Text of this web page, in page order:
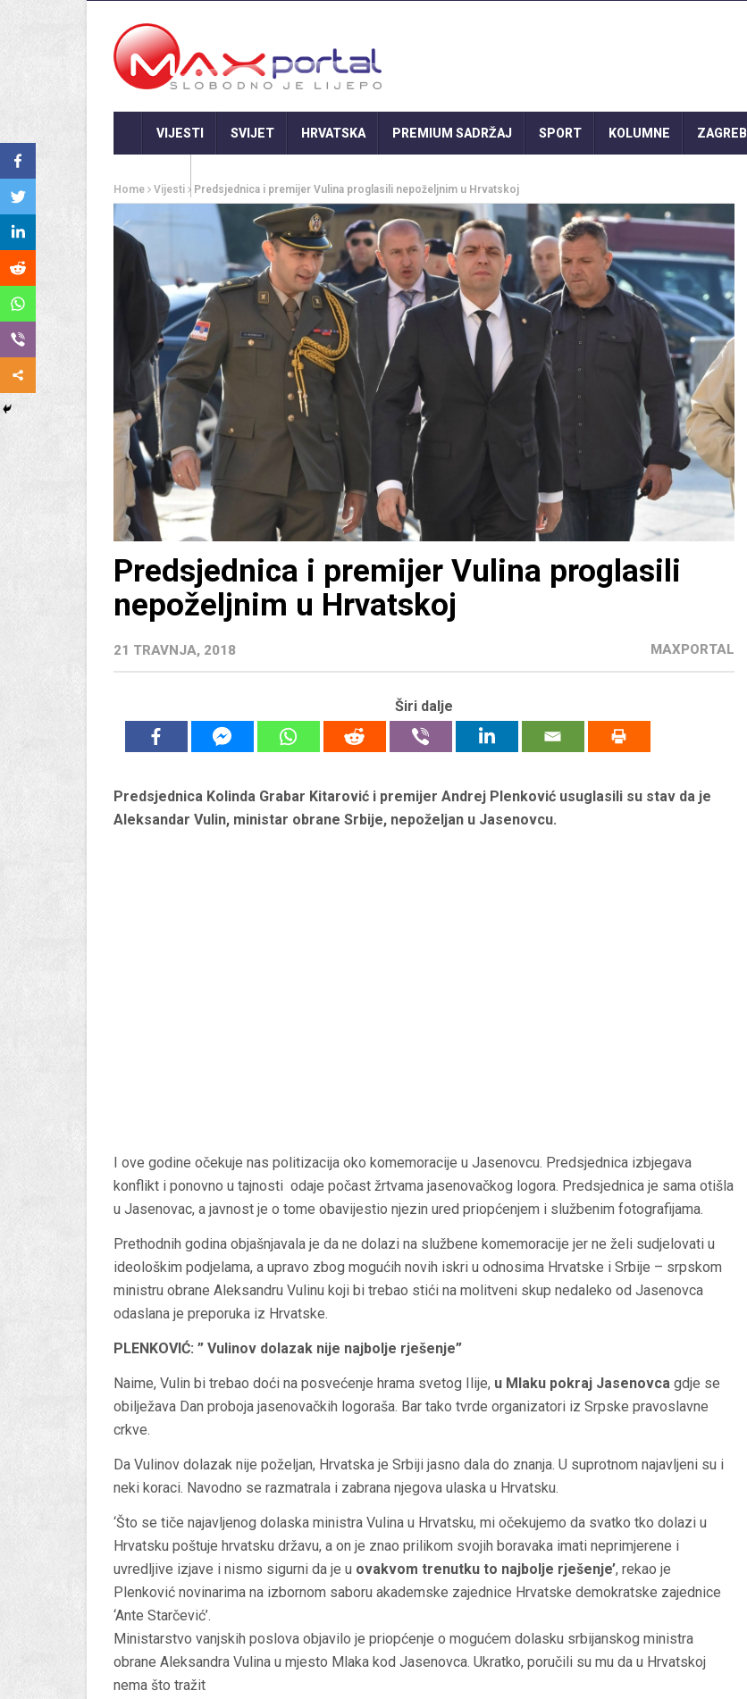
VIJESTI SVIJET HRVATSKA PREMIUM SADRŽAJ SPORT KOLUMNE ZAGREB
Home Vijesti Predsjednica i premijer Vulina proglasili nepoželjnim u Hrvatskoj
Predsjednica i premijer Vulina proglasili
nepoželjnim u Hrvatskoj
21 TRAVNJA, 2018 MAXPORTAL
Širi dalje
Predsjednica Kolinda Grabar Kitarović i premijer Andrej Plenković usuglasili su stav da je
Aleksandar Vulin, ministar obrane Srbije, nepoželjan u Jasenovcu.
I ove godine očekuje nas politizacija oko komemoracije u Jasenovcu. Predsjednica izbjegava
konflikt i ponovno u tajnosti odaje počast žrtvama jasenovačkog logora. Predsjednica je sama otišla
u Jasenovac, a javnost je o tome obavijestio njezin ured priopćenjem i službenim fotografijama.
Prethodnih godina objašnjavala je da ne dolazi na službene komemoracije jer ne želi sudjelovati u
ideološkim podjelama, a upravo zbog mogućih novih iskri u odnosima Hrvatske i Srbije – srpskom
ministru obrane Aleksandru Vulinu koji bi trebao stići na molitveni skup nedaleko od Jasenovca
odaslana je preporuka iz Hrvatske.
PLENKOVIĆ: ” Vulinov dolazak nije najbolje rješenje”
Naime, Vulin bi trebao doći na posvećenje hrama svetog Ilije, u Mlaku pokraj Jasenovca gdje se
obilježava Dan proboja jasenovačkih logoraša. Bar tako tvrde organizatori iz Srpske pravoslavne
crkve.
Da Vulinov dolazak nije poželjan, Hrvatska je Srbiji jasno dala do znanja. U suprotnom najavljeni su i
neki koraci. Navodno se razmatrala i zabrana njegova ulaska u Hrvatsku.
‘Što se tiče najavljenog dolaska ministra Vulina u Hrvatsku, mi očekujemo da svatko tko dolazi u
Hrvatsku poštuje hrvatsku državu, a on je znao prilikom svojih boravaka imati neprimjerene i
uvredljive izjave i nismo sigurni da je u ovakvom trenutku to najbolje rješenje’, rekao je
Plenković novinarima na izbornom saboru akademske zajednice Hrvatske demokratske zajednice
‘Ante Starčević’.
Ministarstvo vanjskih poslova objavilo je priopćenje o mogućem dolasku srbijanskog ministra
obrane Aleksandra Vulina u mjesto Mlaka kod Jasenovca. Ukratko, poručili su mu da u Hrvatskoj
nema što tražit